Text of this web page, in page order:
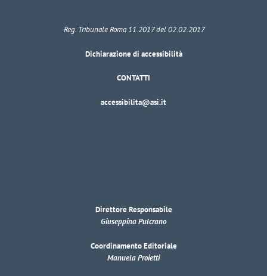
Reg. Tribunale Roma 11.2017 del 02.02.2017
Dichiarazione di accessibilità
CONTATTI
accessibilita@asi.it
Direttore Responsabile
Giuseppina Pulcrano
Coordinamento Editoriale
Manuela Proietti